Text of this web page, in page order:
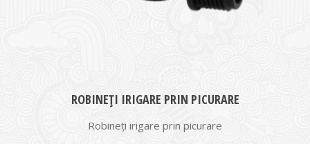
ROBINEȚI IRIGARE PRIN PICURARE
Robineți irigare prin picurare